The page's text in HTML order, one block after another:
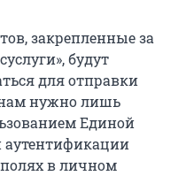
закрепленные за
будут
для отправки
нужно лишь
Единой
в личном